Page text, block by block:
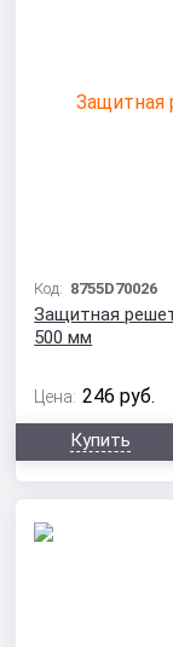
Код: 8755D70026
Защитная
500 мм
Цена: 246 руб.
Купить